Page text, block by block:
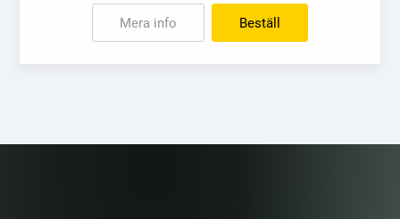
Mera info Beställ